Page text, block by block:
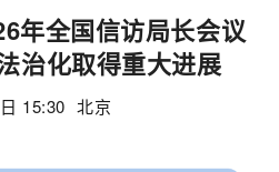
年全国信访局长会议
治化取得重大进展
15:30 北京